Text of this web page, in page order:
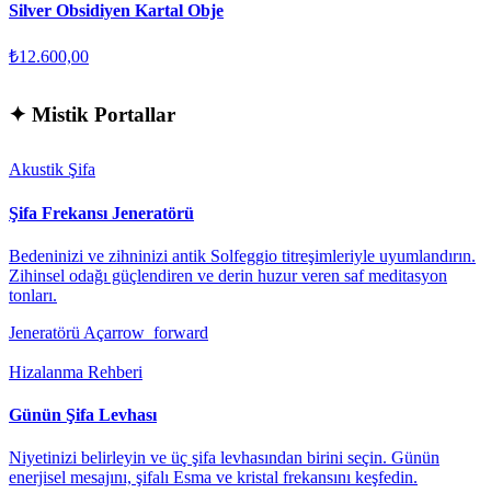
Silver Obsidiyen Kartal Obje
₺12.600,00
✦ Mistik Portallar
Akustik Şifa
Şifa Frekansı Jeneratörü
Bedeninizi ve zihninizi antik Solfeggio titreşimleriyle uyumlandırın.
Zihinsel odağı güçlendiren ve derin huzur veren saf meditasyon
tonları.
Jeneratörü Açarrow_forward
Hizalanma Rehberi
Günün Şifa Levhası
Niyetinizi belirleyin ve üç şifa levhasından birini seçin. Günün
enerjisel mesajını, şifalı Esma ve kristal frekansını keşfedin.